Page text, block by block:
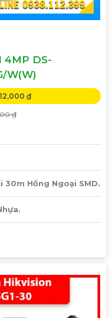
4MP DS-
W(W)
₫
₫
30m Hồng Ngoại SMD.